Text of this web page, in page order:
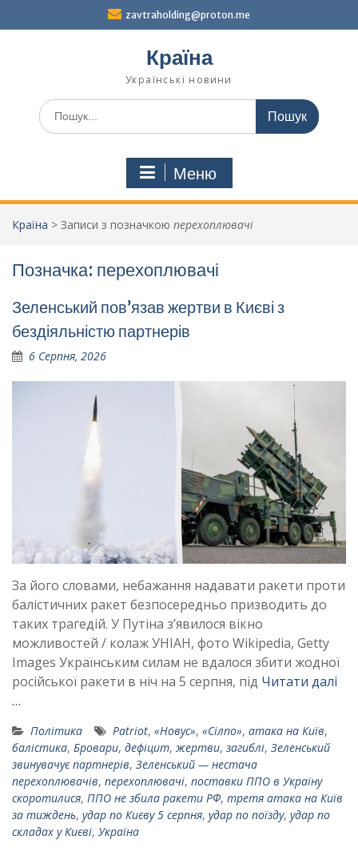
zavtraholding@proton.me
Країна
Українські новини
Шукати:
Меню
Країна > Записи з позначкою перехоплювачі
Позначка: перехоплювачі
Зеленський пов’язав жертви в Києві з
бездіяльністю партнерів
6 Серпня, 2026
За його словами, небажання надавати ракети проти
балістичних ракет безпосередньо призводить до
таких трагедій. У Путіна з’явилося вікно
можливостей / колаж УНІАН, фото Wikipedia, Getty
Images Українським силам не вдалося збити жодної
російської ракети в ніч на 5 серпня, під Читати далі
…
Політика Patriot, «Новус», «Сілпо», атака на Київ,
балістика, Бровари, дефіцит,жертви, загиблі, Зеленський
звинувачує партнерів, Зеленський — нестача
перехоплювачів, перехоплювачі, поставки ППО в Україну
скоротилися, ППО не збила ракети РФ, третя атака на Київ
за тиждень, удар по Києву 5 серпня, удар по поїзду, удар по
складах у Києві, Україна